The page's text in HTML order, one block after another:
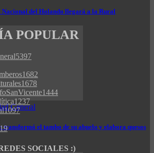
Nacional del Holando llegará a la Rural
General
transformó el tambo de su abuelo y elabora quesos
POPULAR
5397
1682
1678
1444
1237
1097
SOCIALES :)